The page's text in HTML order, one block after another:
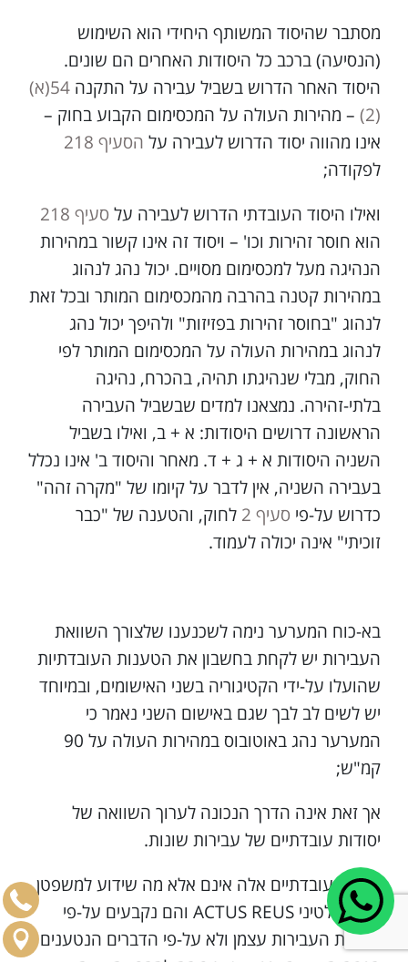
מסתבר שהיסוד המשותף היחידי הוא השימוש
(הנסיעה) ברכב כל היסודות האחרים הם שונים.
היסוד האחר הדרוש בשביל עבירה על התקנה
54(א)
(2)
– מהירות העולה על המכסימום הקבוע בחוק –
אינו מהווה יסוד הדרוש לעבירה על הסעיף 218
לפקודה;
ואילו היסוד העובדתי הדרוש לעבירה על סעיף 218
הוא חוסר זהירות וכו' – ויסוד זה אינו קשור במהירות
הנהיגה מעל למכסימום מסויים. יכול נהג לנהוג
במהירות קטנה בהרבה מהמכסימום המותר ובכל זאת
לנהוג "בחוסר זהירות בפזיזות" ולהיפך יכול נהג
לנהוג במהירות העולה על המכסימום המותר לפי
החוק, מבלי שנהיגתו תהיה, בהכרח, נהיגה
בלתי-זהירה. נמצאנו למדים שבשביל העבירה
הראשונה דרושים היסודות: א + ב, ואילו בשביל
השניה היסודות א + ג + ד. מאחר והיסוד ב' אינו נכלל
בעבירה השניה, אין לדבר על קיומו של "מקרה זהה"
כדרוש על-פי סעיף 2
לחוק, והטענה של "כבר
זוכיתי" אינה יכולה לעמוד.
בא-כוח המערער נימה לשכנענו שלצורך השוואת
העבירות יש לקחת בחשבון את הטענות העובדתיות
שהועלו על-ידי הקטיגוריה בשני האישומים, ובמיוחד
יש לשים לב לבך שגם באישום השני נאמר כי
המערער נהג באוטובוס במהירות העולה על 90
קמ"ש;
אך זאת אינה הדרך הנכונה לערוך השוואה של
יסודות עובדתיים של עבירות שונות.
יסודות עובדתיים אלה אינם אלא מה שידוע למשפטן
בשם הלטיני ACTUS REUS והם נקבעים על-פי
הגדרת העבירות עצמן ולא על-פי הדברים הנטענים